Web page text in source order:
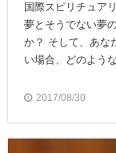
国際スピリチュア
夢とそうでない夢
か？ そして、あな
い場合、どのよう
2017/08/30